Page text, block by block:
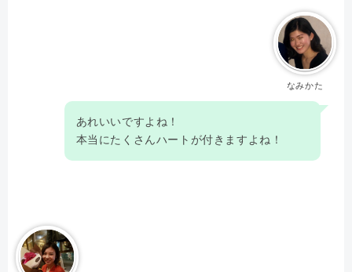
なみかた
あれいいですよね！
本当にたくさんハートが付きますよね！